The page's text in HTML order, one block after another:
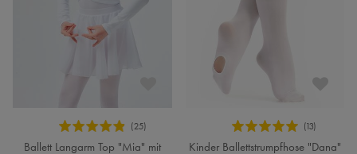
Ballett Langarm Top "Mia" mit
Kinder Ballettstrumpfhose "Dana"